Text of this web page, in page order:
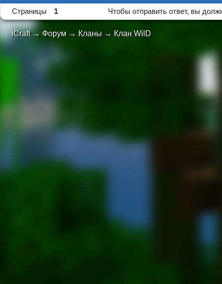
Страницы 1 Чтобы отправить ответ, вы
iCraft → Форум → Кланы → Клан WilD